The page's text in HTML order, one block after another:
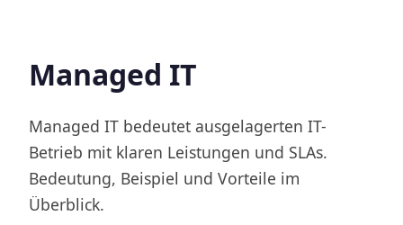
Managed IT
Managed IT bedeutet ausgelagerten IT-
Betrieb mit klaren Leistungen und SLAs.
Bedeutung, Beispiel und Vorteile im
Überblick.